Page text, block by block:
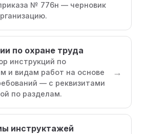
№ 776н — черновик
по охране труда
инструкций по
и видам работ на основе
— с реквизитами
по разделам.
→
инструктажей